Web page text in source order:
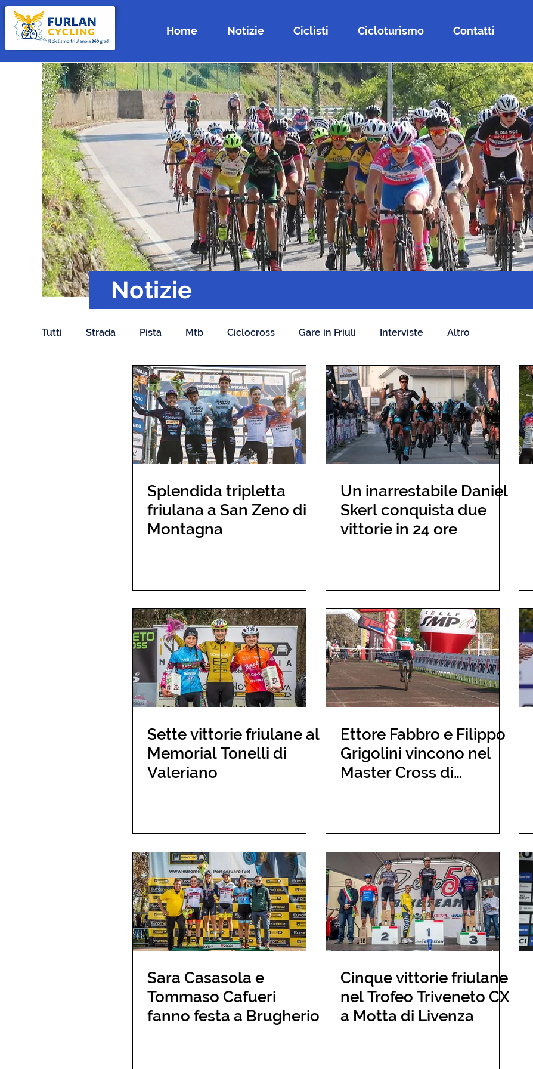
Home Notizie Ciclisti Cicloturismo Contatti
Notizie
Tutti Strada Pista Mtb Ciclocross Gare in Friuli Interviste Altro
Splendida tripletta
friulana a San Zeno di
Montagna
Un inarrestabile Daniel
Skerl conquista due
vittorie in 24 ore
Sette vittorie friulane al
Memorial Tonelli di
Valeriano
Ettore Fabbro e Filippo
Grigolini vincono nel
Master Cross di
Sara Casasola e
Tommaso Cafueri
fanno festa a Brugherio
Cinque vittorie friulane
nel Trofeo Triveneto CX
a Motta di Livenza